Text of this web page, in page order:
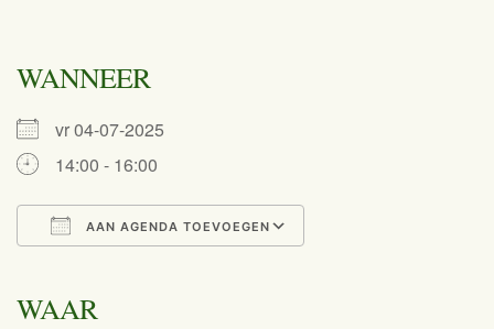
WANNEER
vr 04-07-2025
14:00 - 16:00
AAN AGENDA TOEVOEGEN
WAAR